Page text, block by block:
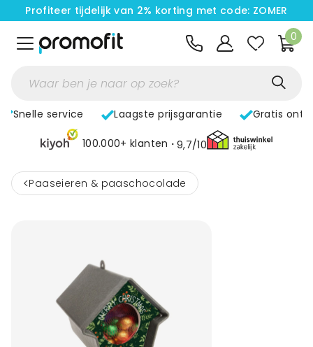
Profiteer tijdelijk van 2% korting met code: ZOMER
0
Snelle service Laagste prijsgarantie Gratis
100.000+ klanten 9,7/10
< Paaseieren & paaschocolade